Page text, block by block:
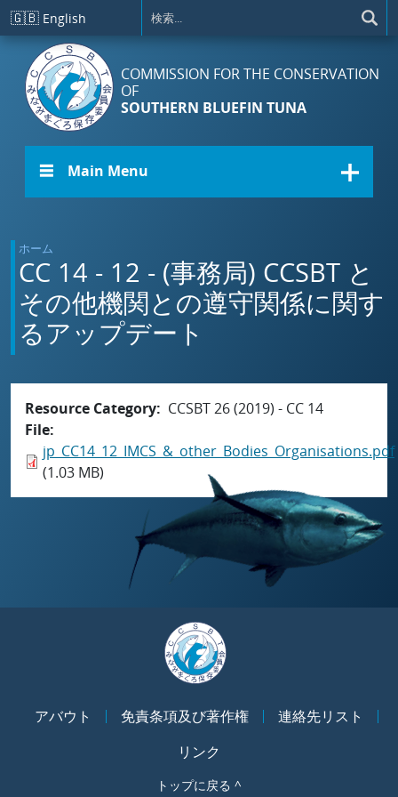
メインコンテンツに移動
🇬🇧 English
COMMISSION FOR THE CONSERVATION
OF
SOUTHERN BLUEFIN TUNA
☰ Main Menu
ホーム
CC 14 - 12 - (事務局) CCSBT と
その他機関との遵守関係に関す
るアップデート
Resource Category
CCSBT 26 (2019) - CC 14
File
jp_CC14_12_IMCS_&_other_Bodies_Organisations.pdf
(1.03 MB)
アバウト 免責条項及び著作権
連絡先リスト
リンク
トップに戻る ^